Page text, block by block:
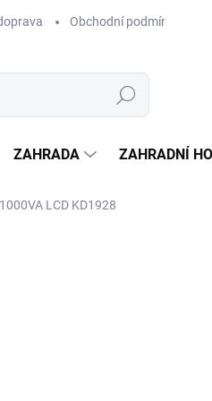
Obchodní podmínky
Hledat
ZAHRADA ZAHRADNÍ
LCD KD1928